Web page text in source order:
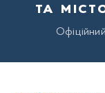
та